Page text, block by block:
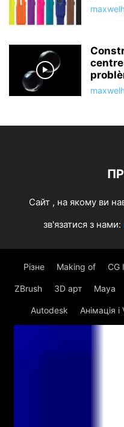
Cайт , на якому ви
зв'язатися з нами:
Різне Making of CG
ZBrush 3D арт Maya
Autodesk Анімація і